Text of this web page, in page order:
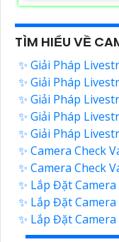
TÌM HIỂU VỀ
✨ Giải Pháp
✨ Giải Pháp
✨ Giải Pháp
✨ Giải Pháp
✨ Giải Pháp
✨ Camera Check
✨ Camera Check
✨ Lắp Đặt
✨ Lắp Đặt
✨ Lắp Đặt